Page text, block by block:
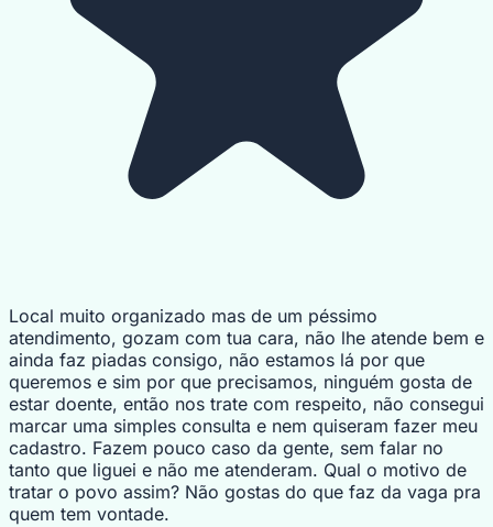
Local muito organizado mas de um péssimo
atendimento, gozam com tua cara, não lhe atende bem e
ainda faz piadas consigo, não estamos lá por que
queremos e sim por que precisamos, ninguém gosta de
estar doente, então nos trate com respeito, não consegui
marcar uma simples consulta e nem quiseram fazer meu
cadastro. Fazem pouco caso da gente, sem falar no
tanto que liguei e não me atenderam. Qual o motivo de
tratar o povo assim? Não gostas do que faz da vaga pra
quem tem vontade.